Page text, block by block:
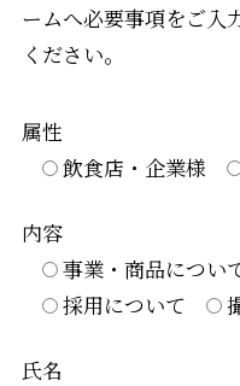
ームへ必要事項をご入
ください。
属性
飲食店・企業様
内容
事業・商品につい
採用について
氏名